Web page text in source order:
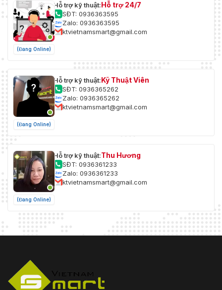
(Đang Online)
Hỗ trợ kỹ thuật:Hỗ trợ 24/7
SĐT: 0936363595
Zalo: 0936363595
ktvietnamsmart@gmail.com
(Đang Online)
Hỗ trợ kỹ thuật:Kỹ Thuật Viên
SĐT: 0936365262
Zalo: 0936365262
ktvietnamsmart@gmail.com
(Đang Online)
Hỗ trợ kỹ thuật:Thu Hương
SĐT: 0936361233
Zalo: 0936361233
ktvietnamsmart@gmail.com